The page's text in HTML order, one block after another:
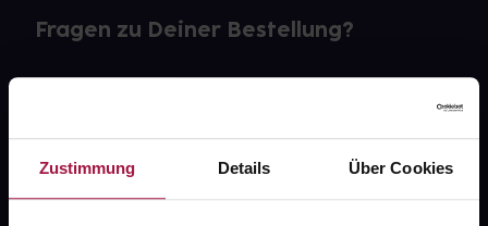
Zustimmung Details Über Cookies
Fragen zu Deiner Bestellung?
FAQ
Widerrufsformular